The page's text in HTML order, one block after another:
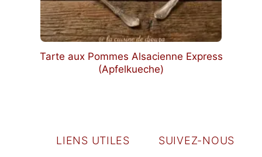
Tarte aux Pommes Alsacienne Express
(Apfelkueche)
LIENS UTILES
SUIVEZ-NOUS